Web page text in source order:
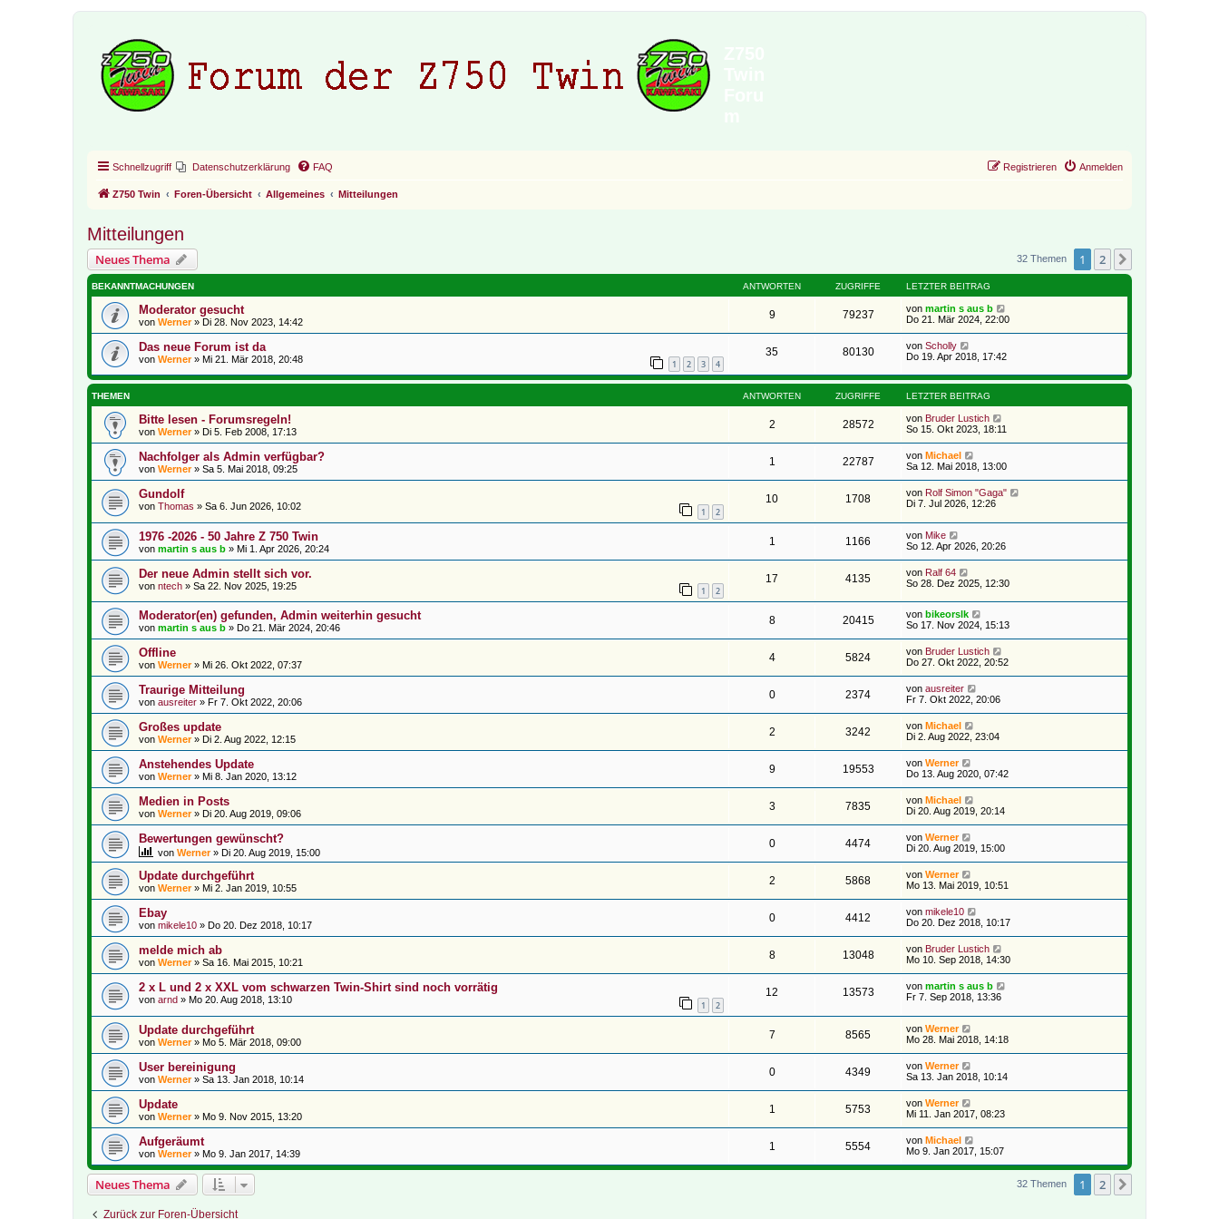
Schnellzugriff Datenschutzerklärung FAQ Anmelden
Registrieren
Z750 Twin Foren-Übersicht Allgemeines Mitteilungen
Mitteilungen
Neues Thema 32 Themen 1 2
BEKANNTMACHUNGEN ANTWORTEN ZUGRIFFE LETZTER BEITRAG
Moderator gesucht
von Werner» Di 28. Nov 2023, 14:42
9 79237 von martin s aus b
Do 21. Mär 2024, 22:00
Das neue Forum ist da
von Werner» Mi 21. Mär 2018, 20:48 1 2 3 4
35 80130 von Scholly
Do 19. Apr 2018, 17:42
THEMEN ANTWORTEN ZUGRIFFE LETZTER BEITRAG
Bitte lesen - Forumsregeln!
von Werner» Di 5. Feb 2008, 17:13
2 28572 von Bruder Lustich
So 15. Okt 2023, 18:11
Nachfolger als Admin verfügbar?
von Werner» Sa 5. Mai 2018, 09:25
1 22787 von Michael
Sa 12. Mai 2018, 13:00
Gundolf
von Thomas » Sa 6. Jun 2026, 10:02 1 2
10 1708 von Rolf Simon "Gaga"
Di 7. Jul 2026, 12:26
1976 -2026 - 50 Jahre Z 750 Twin
von martin s aus b » Mi 1. Apr 2026, 20:24
1 1166 von Mike
So 12. Apr 2026, 20:26
Der neue Admin stellt sich vor.
von ntech » Sa 22. Nov 2025, 19:25 1 2
17 4135 von Ralf 64
So 28. Dez 2025, 12:30
Moderator(en) gefunden, Admin weiterhin gesucht
von martin s aus b » Do 21. Mär 2024, 20:46
8 20415 von bikeorslk
So 17. Nov 2024, 15:13
Offline
von Werner» Mi 26. Okt 2022, 07:37
4 5824 von Bruder Lustich
Do 27. Okt 2022, 20:52
Traurige Mitteilung
von ausreiter » Fr 7. Okt 2022, 20:06
0 2374 von ausreiter
Fr 7. Okt 2022, 20:06
Großes update
von Werner» Di 2. Aug 2022, 12:15
2 3242 von Michael
Di 2. Aug 2022, 23:04
Anstehendes Update
von Werner» Mi 8. Jan 2020, 13:12
9 19553 von Werner
Do 13. Aug 2020, 07:42
Medien in Posts
von Werner» Di 20. Aug 2019, 09:06
3 7835 von Michael
Di 20. Aug 2019, 20:14
Bewertungen gewünscht?
von Werner» Di 20. Aug 2019, 15:00
0 4474 von Werner
Di 20. Aug 2019, 15:00
Update durchgeführt
von Werner» Mi 2. Jan 2019, 10:55
2 5868 von Werner
Mo 13. Mai 2019, 10:51
Ebay
von mikele10 » Do 20. Dez 2018, 10:17
0 4412 von mikele10
Do 20. Dez 2018, 10:17
melde mich ab
von Werner» Sa 16. Mai 2015, 10:21
8 13048 von Bruder Lustich
Mo 10. Sep 2018, 14:30
2 x L und 2 x XXL vom schwarzen Twin-Shirt sind noch vorrätig
von arnd » Mo 20. Aug 2018, 13:10 1 2
12 13573 von martin s aus b
Fr 7. Sep 2018, 13:36
Update durchgeführt
von Werner» Mo 5. Mär 2018, 09:00
7 8565 von Werner
Mo 28. Mai 2018, 14:18
User bereinigung
von Werner» Sa 13. Jan 2018, 10:14
0 4349 von Werner
Sa 13. Jan 2018, 10:14
Update
von Werner» Mo 9. Nov 2015, 13:20
1 5753 von Werner
Mi 11. Jan 2017, 08:23
Aufgeräumt
von Werner» Mo 9. Jan 2017, 14:39
1 5554 von Michael
Mo 9. Jan 2017, 15:07
Neues Thema 32 Themen 1 2
Zurück zur Foren-Übersicht